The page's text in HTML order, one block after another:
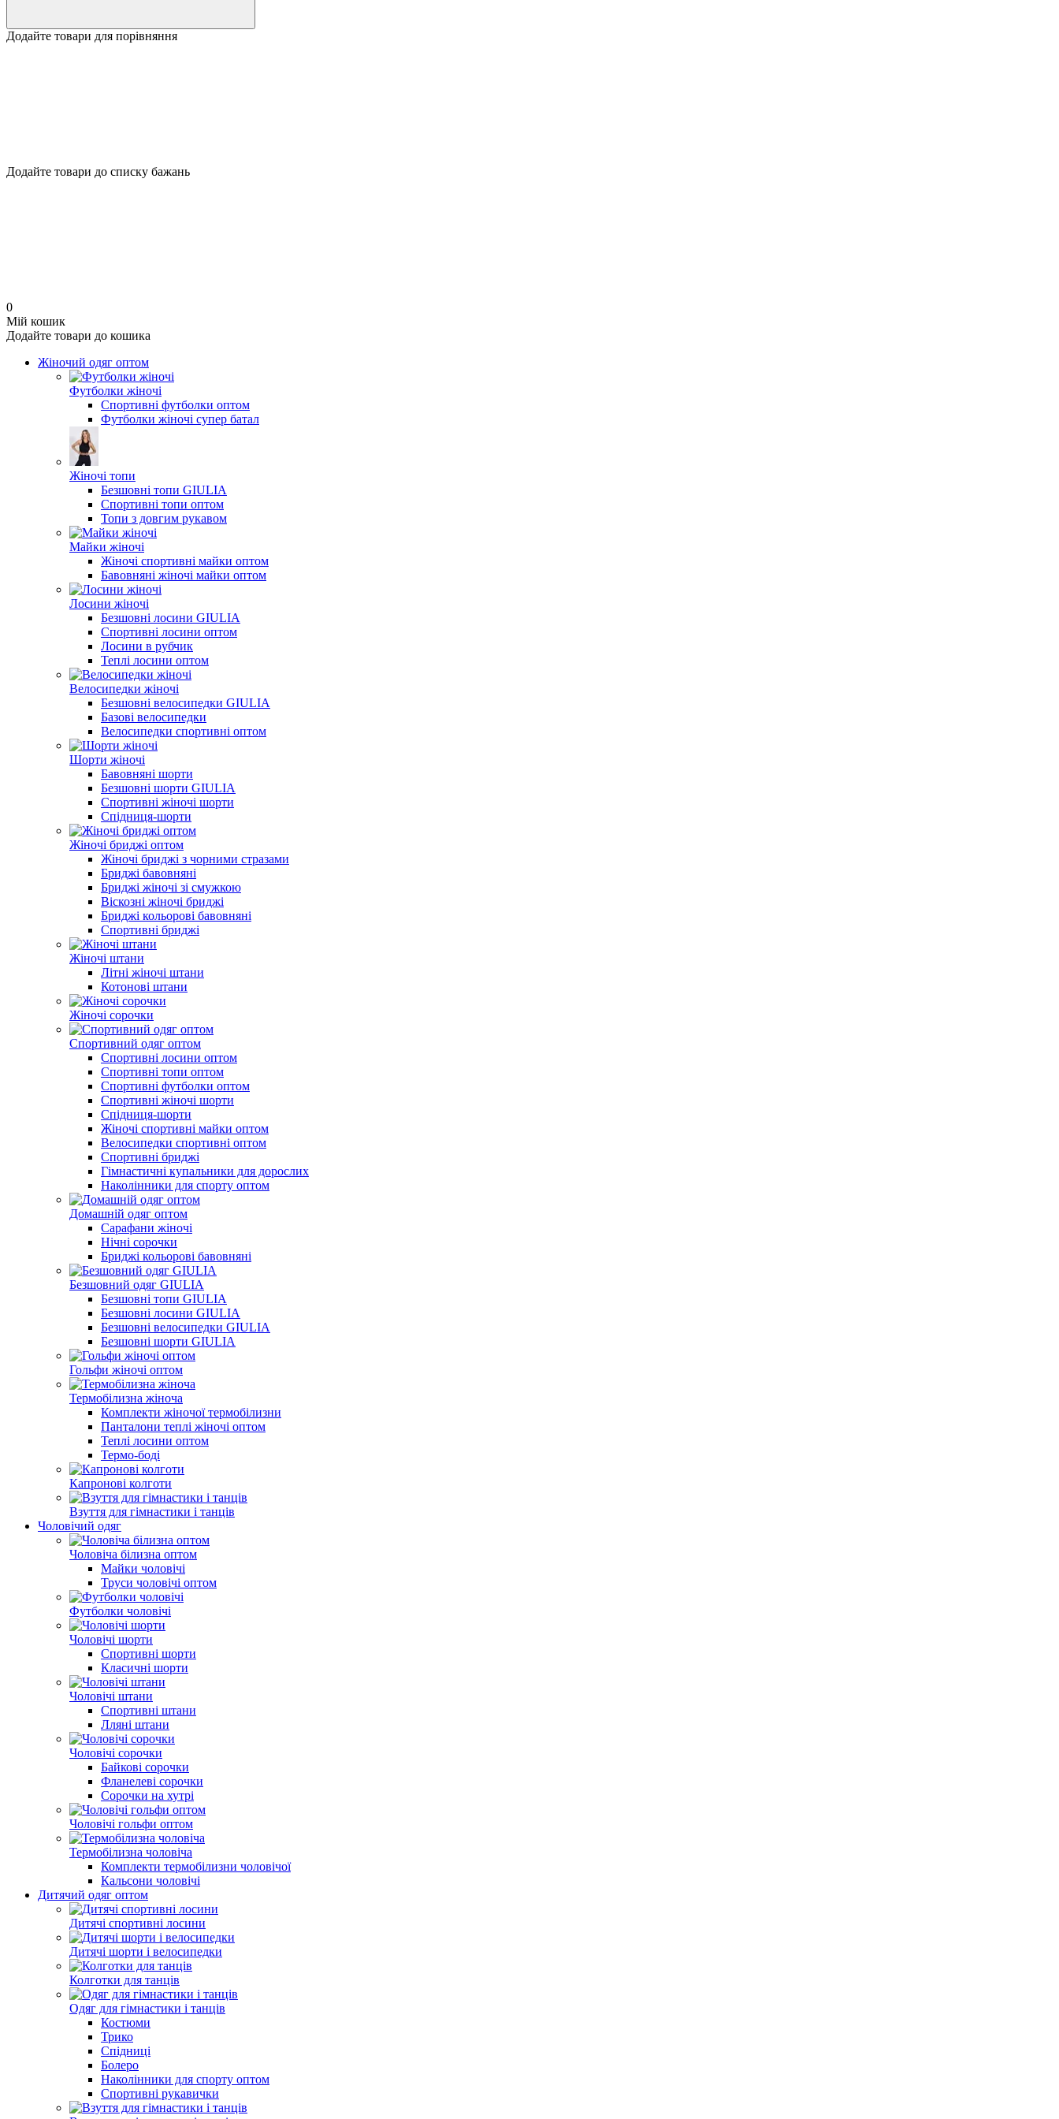
Додайте товари для порівняння
Додайте товари до списку бажань
0
Мій кошик
Додайте товари до кошика
Жіночий одяг оптом
Футболки жіночі
Спортивні футболки оптом
Футболки жіночі супер батал
Жіночі топи
Безшовні топи GIULIA
Спортивні топи оптом
Топи з довгим рукавом
Майки жіночі
Жіночі спортивні майки оптом
Бавовняні жіночі майки оптом
Лосини жіночі
Безшовні лосини GIULIA
Спортивні лосини оптом
Лосини в рубчик
Теплі лосини оптом
Велосипедки жіночі
Безшовні велосипедки GIULIA
Базові велосипедки
Велосипедки спортивні оптом
Шорти жіночі
Бавовняні шорти
Безшовні шорти GIULIA
Спортивні жіночі шорти
Спідниця-шорти
Жіночі бриджі оптом
Жіночі бриджі з чорними стразами
Бриджі бавовняні
Бриджі жіночі зі смужкою
Віскозні жіночі бриджі
Бриджі кольорові бавовняні
Спортивні бриджі
Жіночі штани
Літні жіночі штани
Котонові штани
Жіночі сорочки
Спортивний одяг оптом
Спортивні лосини оптом
Спортивні топи оптом
Спортивні футболки оптом
Спортивні жіночі шорти
Спідниця-шорти
Жіночі спортивні майки оптом
Велосипедки спортивні оптом
Спортивні бриджі
Гімнастичні купальники для дорослих
Наколінники для спорту оптом
Домашній одяг оптом
Сарафани жіночі
Нічні сорочки
Бриджі кольорові бавовняні
Безшовний одяг GIULIA
Безшовні топи GIULIA
Безшовні лосини GIULIA
Безшовні велосипедки GIULIA
Безшовні шорти GIULIA
Гольфи жіночі оптом
Термобілизна жіноча
Комплекти жіночої термобілизни
Панталони теплі жіночі оптом
Теплі лосини оптом
Термо-боді
Капронові колготи
Взуття для гімнастики і танців
Чоловічий одяг
Чоловіча білизна оптом
Майки чоловічі
Труси чоловічі оптом
Футболки чоловічі
Чоловічі шорти
Спортивні шорти
Класичні шорти
Чоловічі штани
Спортивні штани
Лляні штани
Чоловічі сорочки
Байкові сорочки
Фланелеві сорочки
Сорочки на хутрі
Чоловічі гольфи оптом
Термобілизна чоловіча
Комплекти термобілизни чоловічої
Кальсони чоловічі
Дитячий одяг оптом
Дитячі спортивні лосини
Дитячі шорти і велосипедки
Колготки для танців
Одяг для гімнастики і танців
Костюми
Трико
Спідниці
Болеро
Наколінники для спорту оптом
Спортивні рукавички